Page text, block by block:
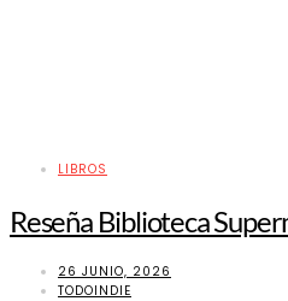
LIBROS
Reseña Biblioteca
26 JUNIO, 2026
TODOINDIE